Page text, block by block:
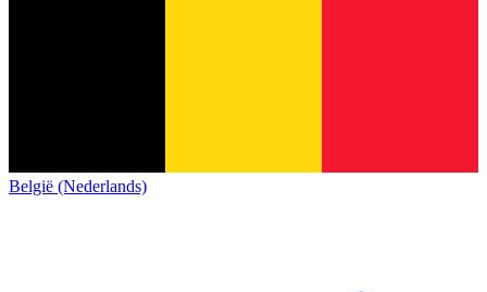
België (Nederlands)